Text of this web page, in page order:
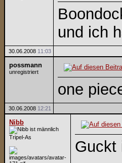
und ich
30.06.2008 11:03
possmann
unregistriert
one
30.06.2008 12:21
Nibb
Tripel-As
Guckt